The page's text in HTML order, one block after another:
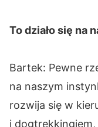
To działo się na
Bartek: Pewne
na naszym
rozwija się w
i